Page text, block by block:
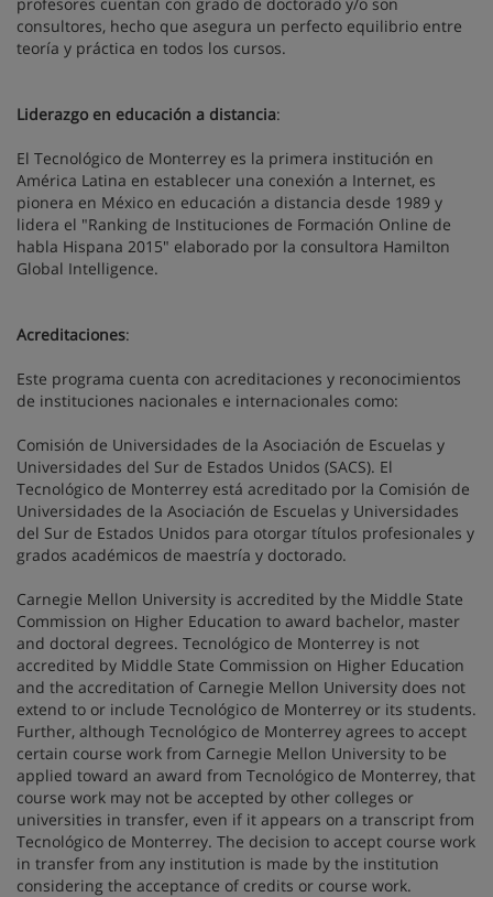
consultores, hecho que asegura un perfecto equilibrio entre
teoría y práctica en todos los cursos.
Liderazgo en educación a distancia:
El Tecnológico de Monterrey es la primera institución en
América Latina en establecer una conexión a Internet, es
pionera en México en educación a distancia desde 1989 y
lidera el "Ranking de Instituciones de Formación Online de
habla Hispana 2015" elaborado por la consultora Hamilton
Global Intelligence.
Acreditaciones:
Este programa cuenta con acreditaciones y reconocimientos
de instituciones nacionales e internacionales como:
Comisión de Universidades de la Asociación de Escuelas y
Universidades del Sur de Estados Unidos (SACS). El
Tecnológico de Monterrey está acreditado por la Comisión de
Universidades de la Asociación de Escuelas y Universidades
del Sur de Estados Unidos para otorgar títulos profesionales y
grados académicos de maestría y doctorado.
Carnegie Mellon University is accredited by the Middle State
Commission on Higher Education to award bachelor, master
and doctoral degrees. Tecnológico de Monterrey is not
accredited by Middle State Commission on Higher Education
and the accreditation of Carnegie Mellon University does not
extend to or include Tecnológico de Monterrey or its students.
Further, although Tecnológico de Monterrey agrees to accept
certain course work from Carnegie Mellon University to be
applied toward an award from Tecnológico de Monterrey, that
course work may not be accepted by other colleges or
universities in transfer, even if it appears on a transcript from
Tecnológico de Monterrey. The decision to accept course work
in transfer from any institution is made by the institution
considering the acceptance of credits or course work.